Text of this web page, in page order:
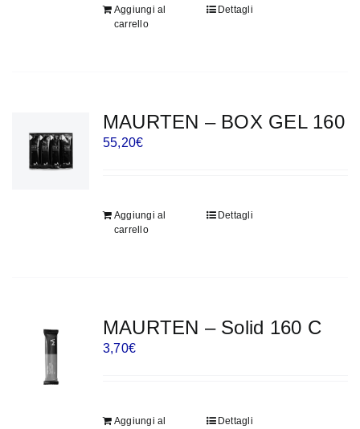
Aggiungi al
carrello
Dettagli
MAURTEN – BOX GEL 160
55,20€
Aggiungi al
carrello
Dettagli
MAURTEN – Solid 160 C
3,70€
Aggiungi al
Dettagli